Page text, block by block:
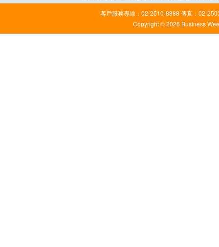
客戶服務專線：02-2510-8888 傳真：02-
Copyright © 2026 Business